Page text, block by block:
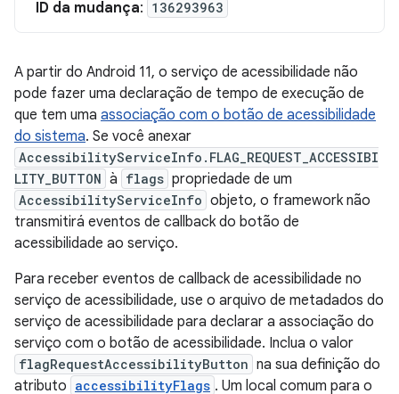
ID da mudança: 136293963
A partir do Android 11, o serviço de acessibilidade não
pode fazer uma declaração de tempo de execução de
que tem uma associação com o botão de acessibilidade
do sistema. Se você anexar
AccessibilityServiceInfo.FLAG_REQUEST_ACCESSIBI
LITY_BUTTON à flags propriedade de um
AccessibilityServiceInfo objeto, o framework não
transmitirá eventos de callback do botão de
acessibilidade ao serviço.
Para receber eventos de callback de acessibilidade no
serviço de acessibilidade, use o arquivo de metadados do
serviço de acessibilidade para declarar a associação do
serviço com o botão de acessibilidade. Inclua o valor
flagRequestAccessibilityButton na sua definição do
atributo accessibilityFlags . Um local comum para o